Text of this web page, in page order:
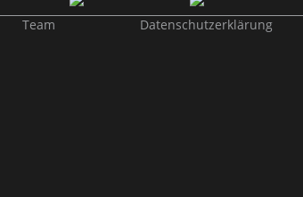
Team Datenschutzerklärung